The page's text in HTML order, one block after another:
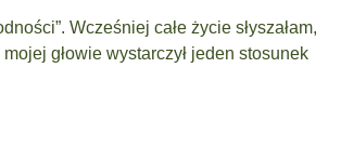
Wcześniej całe życie słyszałam,
głowie wystarczył jeden stosunek